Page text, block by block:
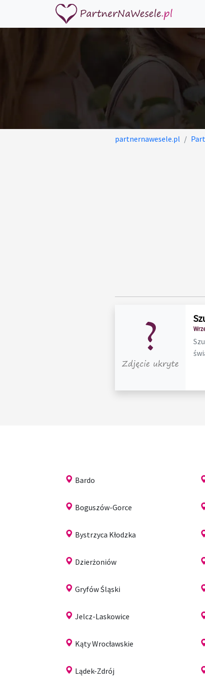
partnernawesele.pl
Bardo
Boguszów-Gorce
Bystrzyca Kłodzka
Dzierżoniów
Gryfów Śląski
Jelcz-Laskowice
Kąty Wrocławskie
Lądek-Zdrój